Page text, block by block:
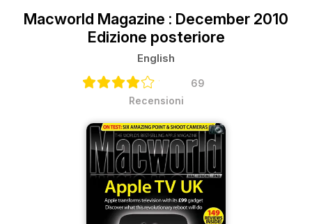
Macworld Magazine : December 2010
Edizione posteriore
English
69
Recensioni